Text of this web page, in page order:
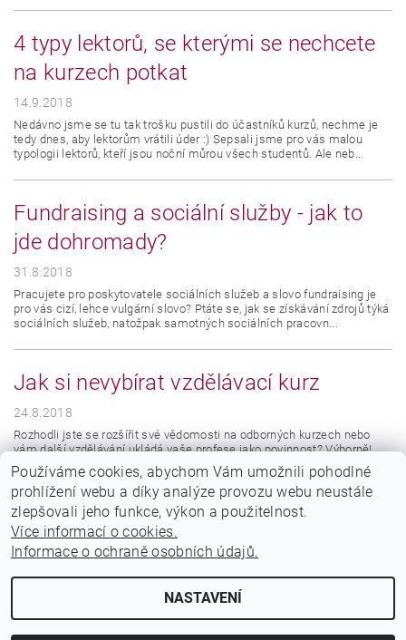
4 typy lektorů, se kterými se nechcete
na kurzech potkat
14.9.2018
Nedávno jsme se tu tak trošku pustili do účastníků kurzů, nechme je
tedy dnes, aby lektorům vrátili úder :) Sepsali jsme pro vás malou
typologii lektorů, kteří jsou noční můrou všech studentů. Ale neb...
Fundraising a sociální služby - jak to
jde dohromady?
31.8.2018
Pracujete pro poskytovatele sociálních služeb a slovo fundraising je
pro vás cizí, lehce vulgární slovo? Ptáte se, jak se získávání zdrojů týká
sociálních služeb, natožpak samotných sociálních pracovn...
Jak si nevybírat vzdělávací kurz
24.8.2018
Rozhodli jste se rozšířit své vědomosti na odborných kurzech nebo
vám další vzdělávání ukládá vaše profese jako povinnost? Výborně!
Pojďme se s trochou nadsázky podívat na to, jak lze tento ušlechtilý...
Stránka1z1 -10položek celkem
| TERMÍNY KURZŮ |
2026 © Vzdělávání Janotová, všechna práva vyhrazena
Používáme cookies, abychom Vám umožnili pohodlné
prohlížení webu a díky analýze provozu webu neustále
zlepšovali jeho funkce, výkon a použitelnost.
Více informací o cookies.
Informace o ochraně osobních údajů.
NASTAVENÍ